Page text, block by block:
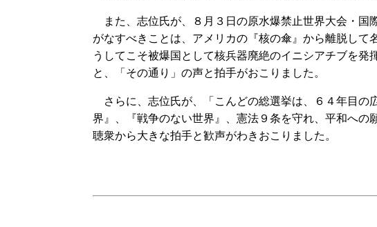
また、志位氏が、８月３日の原水爆禁止世界大会・国
がなすべきことは、アメリカの『核の傘』から離脱し
うしてこそ被爆国として核兵器廃絶のイニシアチブを
と、「その通り」の声と拍手がおこりました。
さらに、志位氏が、「こんどの総選挙は、６４年目の
界』、『戦争のない世界』、憲法９条を守れ、平和へ
聴衆から大きな拍手と歓声がわきおこりました。